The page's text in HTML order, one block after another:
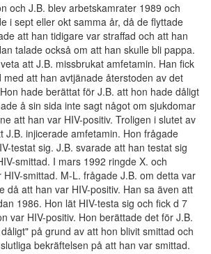
och J.B. blev arbetskamrater 1989 och
i sept eller okt samma år, då de flyttade
att han tidigare var straffad och att han
talade också om att han skulle bli pappa.
att J.B. missbrukat amfetamin. Han fick
att han avtjänade återstoden av det
hade berättat för J.B. att hon hade dåligt
å sin sida inte sagt något om sjukdomar
att han var HIV-positiv. Troligen i slutet av
J.B. injicerade amfetamin. Hon frågade
testat sig. J.B. svarade att han testat sig
smittad. I mars 1992 ringde X. och
smittad. M-L. frågade J.B. om detta var
då att han var HIV-positiv. Han sa även att
1986. Hon lät HIV-testa sig och fick d 7
var HIV-positiv. Hon berättade det för J.B.
på grund av att hon blivit smittad och
bekräftelsen på att han var smittad.